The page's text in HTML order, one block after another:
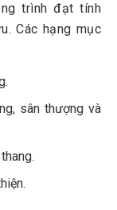
trình đạt tính
Các hạng mục
sân thượng và